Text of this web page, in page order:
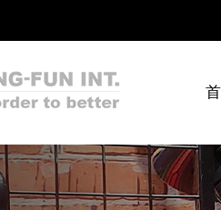
到